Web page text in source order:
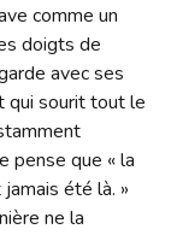
comme un
doigts de
avec ses
qui sourit tout le
pense que « la
été là. »
ne la